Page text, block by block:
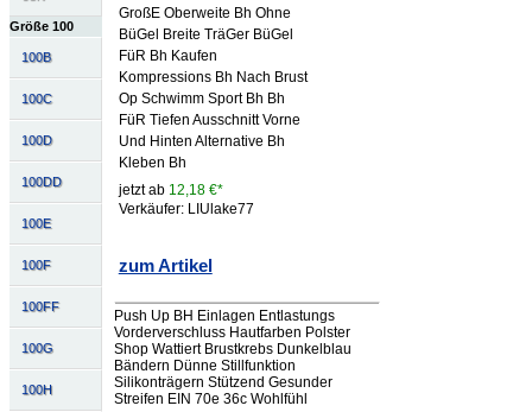
Größe 100
100B
100C
100D
100DD
100E
100F
100FF
100G
100H
GroßE Oberweite Bh Ohne
BüGel Breite TräGer BüGel
FüR Bh Kaufen
Kompressions Bh Nach Brust
Op Schwimm Sport Bh Bh
FüR Tiefen Ausschnitt Vorne
Und Hinten Alternative Bh
Kleben Bh
jetzt ab 12,18 €*
Verkäufer: LIUlake77
zum Artikel
Push Up BH Einlagen Entlastungs
Vorderverschluss Hautfarben Polster
Shop Wattiert Brustkrebs Dunkelblau
Bändern Dünne Stillfunktion
Silikonträgern Stützend Gesunder
Streifen EIN 70e 36c Wohlfühl